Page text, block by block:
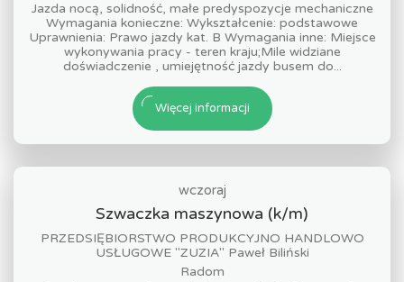
Jazda nocą, solidność, małe predyspozycje mechaniczne
Wymagania konieczne: Wykształcenie: podstawowe
Uprawnienia: Prawo jazdy kat. B Wymagania inne: Miejsce
wykonywania pracy - teren kraju;Mile widziane
doświadczenie , umiejętność jazdy busem do...
Więcej informacji
wczoraj
Szwaczka maszynowa (k/m)
PRZEDSIĘBIORSTWO PRODUKCYJNO HANDLOWO
USŁUGOWE "ZUZIA" Paweł Biliński
Radom